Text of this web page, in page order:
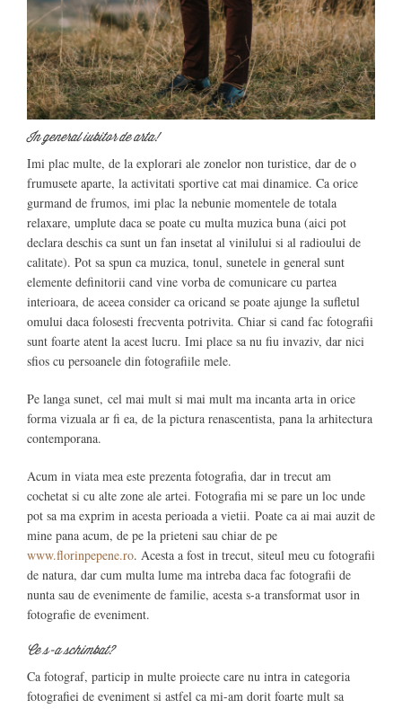
In general iubitor de arta!
Imi plac multe, de la explorari ale zonelor non turistice, dar de o
frumusete aparte, la activitati sportive cat mai dinamice. Ca orice
gurmand de frumos, imi plac la nebunie momentele de totala
relaxare, umplute daca se poate cu multa muzica buna (aici pot
declara deschis ca sunt un fan insetat al vinilului si al radioului de
calitate). Pot sa spun ca muzica, tonul, sunetele in general sunt
elemente definitorii cand vine vorba de comunicare cu partea
interioara, de aceea consider ca oricand se poate ajunge la sufletul
omului daca folosesti frecventa potrivita. Chiar si cand fac fotografii
sunt foarte atent la acest lucru. Imi place sa nu fiu invaziv, dar nici
sfios cu persoanele din fotografiile mele.
Pe langa sunet, cel mai mult si mai mult ma incanta arta in orice
forma vizuala ar fi ea, de la pictura renascentista, pana la arhitectura
contemporana.
Acum in viata mea este prezenta fotografia, dar in trecut am
cochetat si cu alte zone ale artei. Fotografia mi se pare un loc unde
pot sa ma exprim in acesta perioada a vietii. Poate ca ai mai auzit de
mine pana acum, de pe la prieteni sau chiar de pe
www.florinpepene.ro. Acesta a fost in trecut, siteul meu cu fotografii
de natura, dar cum multa lume ma intreba daca fac fotografii de
nunta sau de evenimente de familie, acesta s-a transformat usor in
fotografie de eveniment.
Ce s-a schimbat?
Ca fotograf, particip in multe proiecte care nu intra in categoria
fotografiei de eveniment si astfel ca mi-am dorit foarte mult sa